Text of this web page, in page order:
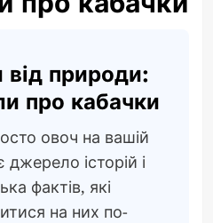
від природи:
про кабачки
овоч на вашій
джерело історій і
фактів, які
на них по-